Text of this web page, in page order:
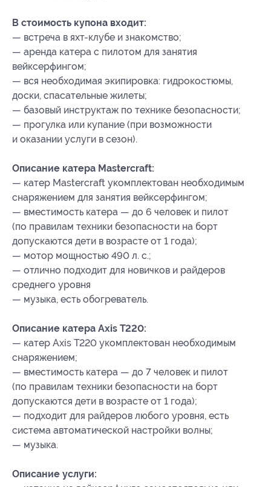
В стоимость купона входит:
— встреча в яхт-клубе и знакомство;
— аренда катера с пилотом для занятия
вейксерфингом;
— вся необходимая экипировка: гидрокостюмы,
доски, спасательные жилеты;
— базовый инструктаж по технике безопасности;
— прогулка или купание (при возможности
и оказании услуги в сезон).
Описание катера Mastercraft:
— катер Mastercraft укомплектован необходимым
снаряжением для занятия вейксерфингом;
— вместимость катера — до 6 человек и пилот
(по правилам техники безопасности на борт
допускаются дети в возрасте от 1 года);
— мотор мощностью 490 л. с.;
— отлично подходит для новичков и райдеров
среднего уровня
— музыка, есть обогреватель.
Описание катера Axis T220:
— катер Axis T220 укомплектован необходимым
снаряжением;
— вместимость катера — до 7 человек и пилот
(по правилам техники безопасности на борт
допускаются дети в возрасте от 1 года);
— подходит для райдеров любого уровня, есть
система автоматической настройки волны;
— музыка.
Описание услуги: